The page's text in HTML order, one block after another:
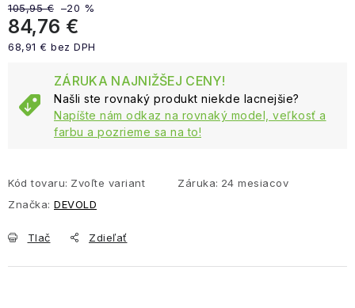
105,95 € –20 %
84,76 €
68,91 € bez DPH
ZÁRUKA NAJNIŽŠEJ CENY!
Našli ste rovnaký produkt niekde lacnejšie?
Napíšte nám odkaz na rovnaký model, veľkosť a
farbu a pozrieme sa na to!
Kód tovaru: Zvoľte variant Záruka: 24 mesiacov
Značka: DEVOLD
Tlač Zdieľať